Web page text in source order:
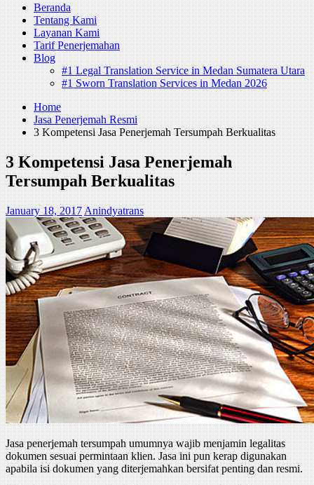
Beranda
Tentang Kami
Layanan Kami
Tarif Penerjemahan
Blog
#1 Legal Translation Service in Medan Sumatera Utara
#1 Sworn Translation Services in Medan 2026
Home
Jasa Penerjemah Resmi
3 Kompetensi Jasa Penerjemah Tersumpah Berkualitas
3 Kompetensi Jasa Penerjemah
Tersumpah Berkualitas
January 18, 2017Anindyatrans
Jasa penerjemah tersumpah umumnya wajib menjamin legalitas
dokumen sesuai permintaan klien. Jasa ini pun kerap digunakan
apabila isi dokumen yang diterjemahkan bersifat penting dan resmi.